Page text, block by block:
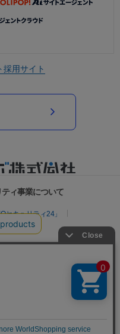
採用サイト
ィ事業について
セキュリティ24」